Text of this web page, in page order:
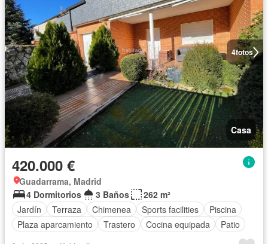
4fotos
Casa
420.000 €
Guadarrama, Madrid
4 Dormitorios
3 Baños
262 m²
Jardín
Terraza Chimenea Sports facilities
Piscina
Plaza aparcamiento
Trastero Cocina equipada Patio